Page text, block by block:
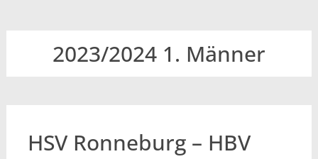
2023/2024 1. Männer
HSV Ronneburg – HBV